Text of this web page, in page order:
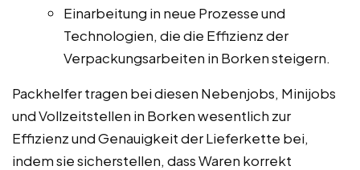
Einarbeitung in neue Prozesse und
Technologien, die die Effizienz der
Verpackungsarbeiten in Borken steigern.
Packhelfer tragen bei diesen Nebenjobs, Minijobs
und Vollzeitstellen in Borken wesentlich zur
Effizienz und Genauigkeit der Lieferkette bei,
indem sie sicherstellen, dass Waren korrekt